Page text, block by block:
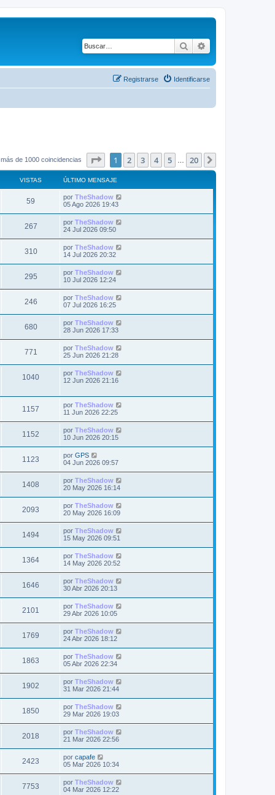
Buscar
Identificarse
Registrarse
de 1000 coincidencias Página1 de 20
1 2 3 4 5 20
VISTAS ÚLTIMO MENSAJE
59
i
t
a
s
Ú
l
m
o
m
e
n
s
a
j
e
por TheShadow
05 Ago 2026 19:43
267V
i
t
a
s
Ú
l
m
o
m
e
n
s
a
j
e
por TheShadow
24 Jul 2026 09:50
310V
i
t
a
s
Ú
m
o
m
e
n
s
a
j
e
por TheShadow
14 Jul 2026 20:32
295V
i
t
a
s
Ú
m
o
m
e
n
s
a
j
e
por TheShadow
10 Jul 2026 12:24
246V
i
a
s
Ú
l
m
o
m
e
n
s
a
j
e
por TheShadow
07 Jul 2026 16:25
680V
i
t
s
Ú
l
m
o
m
e
n
a
j
e
por TheShadow
28 Jun 2026 17:33
771
i
t
s
Ú
l
m
o
e
n
s
a
j
e
por TheShadow
25 Jun 2026 21:28
1040V
t
Ú
o
m
e
n
s
a
j
e
por TheShadow
12 Jun 2026 21:16
1157
i
a
Ú
m
o
m
e
n
s
a
j
e
por TheShadow
11 Jun 2026 22:25
1152
i
a
Ú
m
o
m
e
n
s
a
j
e
por TheShadow
10 Jun 2026 20:15
1123
i
a
s
Ú
l
m
o
m
e
n
s
a
j
e
por GPS
04 Jun 2026 09:57
1408
i
a
s
Ú
l
m
o
m
e
n
s
a
j
e
por TheShadow
20 May 2026 16:14
2093
i
a
Ú
l
m
o
m
e
n
s
a
j
e
por TheShadow
20 May 2026 16:09
1494V
i
a
Ú
m
o
m
e
n
s
a
j
e
por TheShadow
15 May 2026 09:51
1364V
i
a
Ú
m
o
m
e
n
s
a
j
e
por TheShadow
14 May 2026 20:52
1646
i
a
Ú
l
m
o
m
e
n
s
a
j
e
por TheShadow
30 Abr 2026 20:13
2101
i
a
Ú
l
m
o
m
e
n
s
a
j
e
por TheShadow
29 Abr 2026 10:05
1769
i
a
Ú
l
m
o
m
e
n
s
a
j
e
por TheShadow
24 Abr 2026 18:12
1863
i
t
a
Ú
l
m
o
m
e
n
s
a
j
e
por TheShadow
05 Abr 2026 22:34
1902
i
a
Ú
l
m
o
m
e
n
s
a
j
e
por TheShadow
31 Mar 2026 21:44
1850V
i
a
Ú
l
m
o
m
e
n
s
a
j
por TheShadow
29 Mar 2026 19:03
2018
i
Ú
l
m
o
m
e
n
por TheShadow
21 Mar 2026 22:56
2423
i
Ú
l
m
o
por capafe
05 Mar 2026 10:34
7753
Ú
l
por TheShadow
04 Mar 2026 12:22